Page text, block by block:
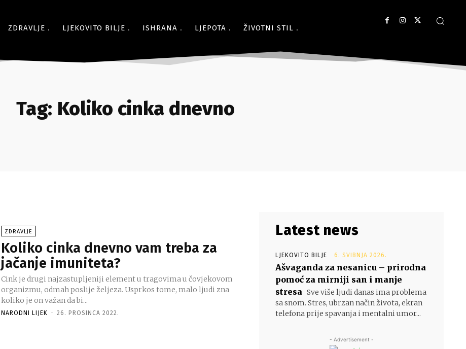
ZDRAVLJE LJEKOVITO BILJE ISHRANA LJEPOTA ŽIVOTNI STIL
Tag: Koliko cinka dnevno
ZDRAVLJE
Koliko cinka dnevno vam treba za
jačanje imuniteta?
Cink je drugi najzastupljeniji element u tragovima u čovjekovom
organizmu, odmah poslije željeza. Usprkos tome, malo ljudi zna
koliko je on važan da bi...
NARODNI LIJEK - 26. PROSINCA 2022.
Latest news
LJEKOVITO BILJE 6. SVIBNJA 2026.
Ašvaganda za nesanicu – prirodna
pomoć za mirniji san i manje
stresa Sve više ljudi danas ima problema
sa snom. Stres, ubrzan način života, ekran
telefona prije spavanja i mentalni umor...
- Advertisement -